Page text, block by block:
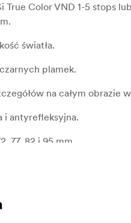
Color VND 1-5 stops
światła.
plamek.
na całym
i antyrefleksyjna.
77, 82 i 95 mm
czarnych plamek